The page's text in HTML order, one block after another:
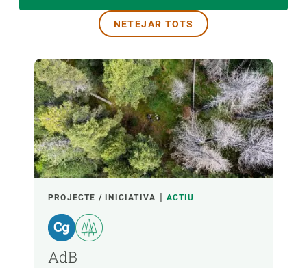
TEMES TRANSVERSALS
LIDERAT PER
PARTICIPANTS
ANY D'INICI
NETEJAR TOTS
PROJECTE / INICIATIVA ACTIU
AdB